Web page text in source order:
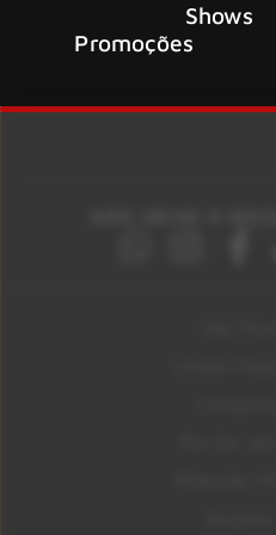
Promoções
Shows